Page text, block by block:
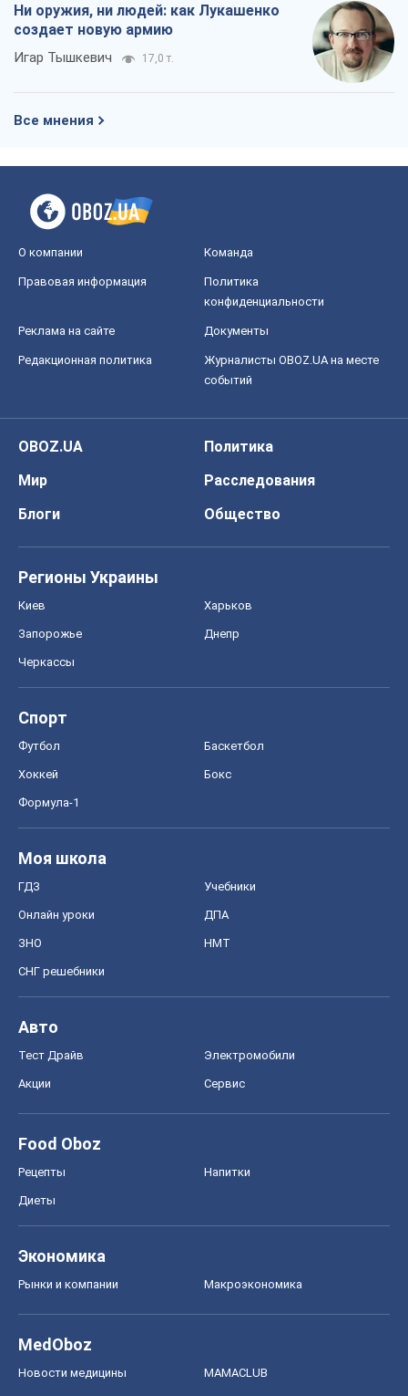
Ни оружия, ни людей: как Лукашенко
создает новую армию
Игар Тышкевич 17,0 т.
Все мнения
О компании Команда
Правовая информация
Политика
конфиденциальности
Реклама на сайте Документы
Редакционная политика
Журналисты OBOZ.UA на месте
событий
OBOZ.UA
Политика
Мир
Расследования
Блоги
Общество
Регионы Украины
Киев Харьков
Запорожье Днепр
Черкассы
Спорт
Футбол Баскетбол
Хоккей Бокс
Формула-1
Моя школа
ГДЗ Учебники
Онлайн уроки ДПА
ЗНО НМТ
СНГ решебники
Авто
Тест Драйв Электромобили
Акции Сервис
Food Oboz
Рецепты Напитки
Диеты
Экономика
Рынки и компании Mакроэкономика
MedOboz
Новости медицины MAMACLUB